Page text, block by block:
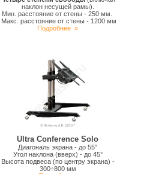
наклон несущей рамы).
Мин. расстояние от стены - 250 мм.
Макс. расстояние от стены - 1200 мм
Подробнее »
Ultra Conference Solo
Диагональ экрана - до 55"
Угол наклона (вверх) - до 45°
Высота подвеса (по центру экрана) -
300÷800 мм